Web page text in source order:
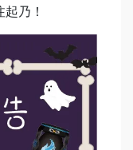
乃！